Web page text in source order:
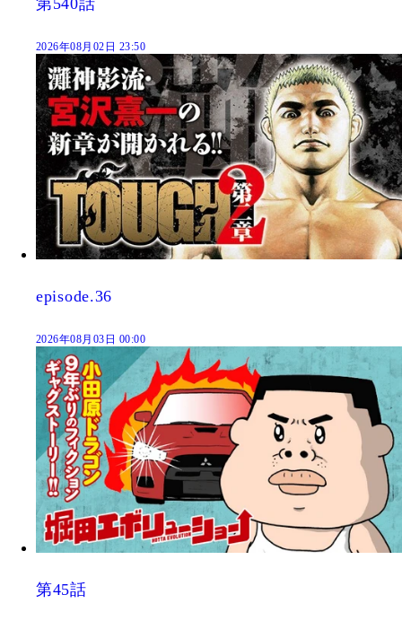
2026年08月02日 23:50
episode.36
2026年08月03日 00:00
第45話